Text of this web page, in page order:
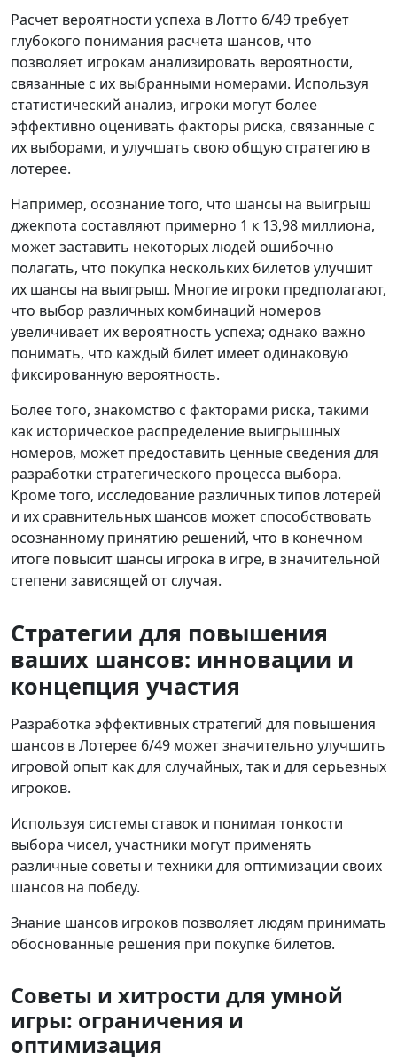
Расчет вероятности успеха в Лотто 6/49 требует
глубокого понимания расчета шансов, что
позволяет игрокам анализировать вероятности,
связанные с их выбранными номерами. Используя
статистический анализ, игроки могут более
эффективно оценивать факторы риска, связанные с
их выборами, и улучшать свою общую стратегию в
лотерее.
Например, осознание того, что шансы на выигрыш
джекпота составляют примерно 1 к 13,98 миллиона,
может заставить некоторых людей ошибочно
полагать, что покупка нескольких билетов улучшит
их шансы на выигрыш. Многие игроки предполагают,
что выбор различных комбинаций номеров
увеличивает их вероятность успеха; однако важно
понимать, что каждый билет имеет одинаковую
фиксированную вероятность.
Более того, знакомство с факторами риска, такими
как историческое распределение выигрышных
номеров, может предоставить ценные сведения для
разработки стратегического процесса выбора.
Кроме того, исследование различных типов лотерей
и их сравнительных шансов может способствовать
осознанному принятию решений, что в конечном
итоге повысит шансы игрока в игре, в значительной
степени зависящей от случая.
Стратегии для повышения
ваших шансов: инновации и
концепция участия
Разработка эффективных стратегий для повышения
шансов в Лотерее 6/49 может значительно улучшить
игровой опыт как для случайных, так и для серьезных
игроков.
Используя системы ставок и понимая тонкости
выбора чисел, участники могут применять
различные советы и техники для оптимизации своих
шансов на победу.
Знание шансов игроков позволяет людям принимать
обоснованные решения при покупке билетов.
Советы и хитрости для умной
игры: ограничения и
оптимизация